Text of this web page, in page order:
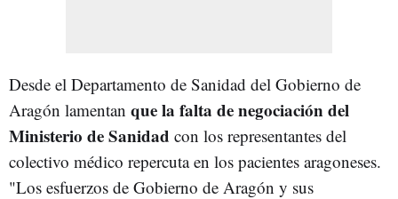
Desde el Departamento de Sanidad del Gobierno de
Aragón lamentan que la falta de negociación del
Ministerio de Sanidad con los representantes del
colectivo médico repercuta en los pacientes aragoneses.
"Los esfuerzos de Gobierno de Aragón y sus